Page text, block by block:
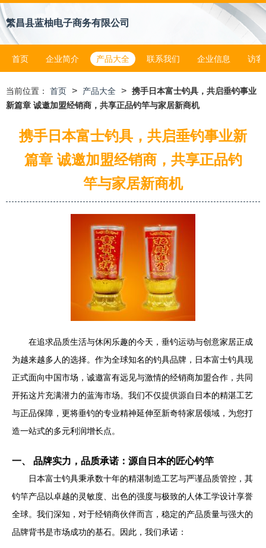
繁昌县蓝柚电子商务有限公司
首页 企业简介 产品大全 联系我们 企业信息 访客
当前位置： 首页 > 产品大全 > 携手日本富士钓具，共启垂钓事业
新篇章 诚邀加盟经销商，共享正品钓竿与家居新商机
携手日本富士钓具，共启垂钓事业新
篇章 诚邀加盟经销商，共享正品钓
竿与家居新商机
在追求品质生活与休闲乐趣的今天，垂钓运动与创意家居正成
为越来越多人的选择。作为全球知名的钓具品牌，日本富士钓具现
正式面向中国市场，诚邀富有远见与激情的经销商加盟合作，共同
开拓这片充满潜力的蓝海市场。我们不仅提供源自日本的精湛工艺
与正品保障，更将垂钓的专业精神延伸至新奇特家居领域，为您打
造一站式的多元利润增长点。
一、 品牌实力，品质承诺：源自日本的匠心钓竿
日本富士钓具秉承数十年的精湛制造工艺与严谨品质管控，其
钓竿产品以卓越的灵敏度、出色的强度与极致的人体工学设计享誉
全球。我们深知，对于经销商伙伴而言，稳定的产品质量与强大的
品牌背书是市场成功的基石。因此，我们承诺：